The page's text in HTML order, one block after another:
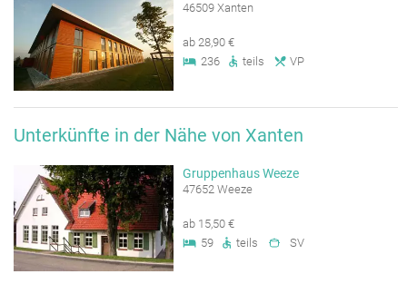
46509 Xanten
ab 28,90 €
236
teils VP
Unterkünfte in der Nähe von Xanten
Gruppenhaus Weeze
47652 Weeze
ab 15,50 €
59
teils SV